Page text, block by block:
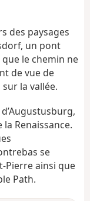
des paysages
un pont
le chemin ne
de vue de
la vallée.
Renaissance.
se
Pierre ainsi que
Path.